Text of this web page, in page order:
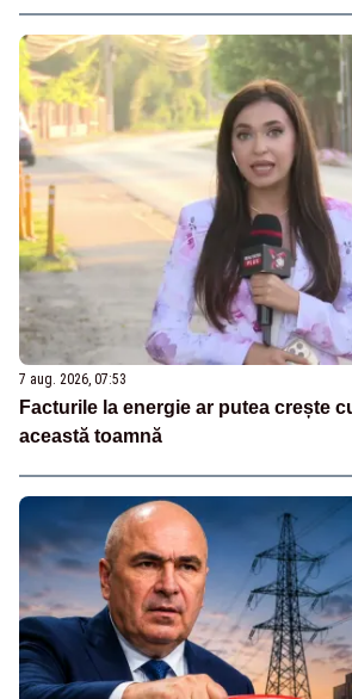
7 aug. 2026, 07:53
Facturile la energie ar putea crește
această toamnă